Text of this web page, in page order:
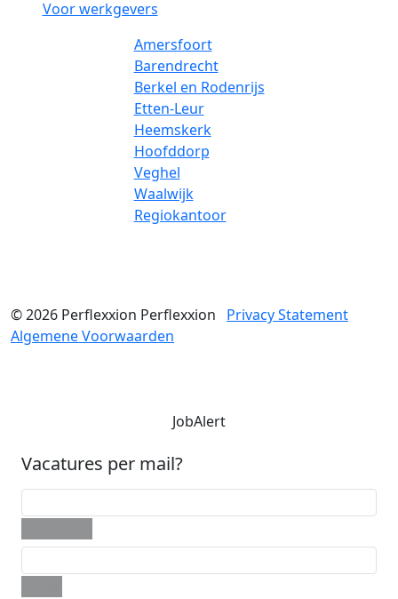
Voor werkgevers
Amersfoort
Barendrecht
Berkel en Rodenrijs
Etten-Leur
Heemskerk
Hoofddorp
Veghel
Waalwijk
Regiokantoor
© 2026 Perflexxion Perflexxion
Privacy Statement
Algemene Voorwaarden
JobAlert
Vacatures per mail?